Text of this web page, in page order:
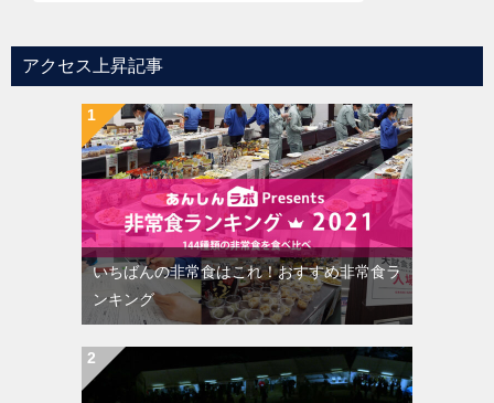
アクセス上昇記事
いちばんの非常食はこれ！おすすめ非常食ラ
ンキング